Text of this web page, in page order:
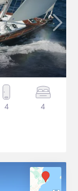
4 4